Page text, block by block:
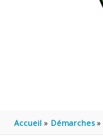
Accueil Démarches